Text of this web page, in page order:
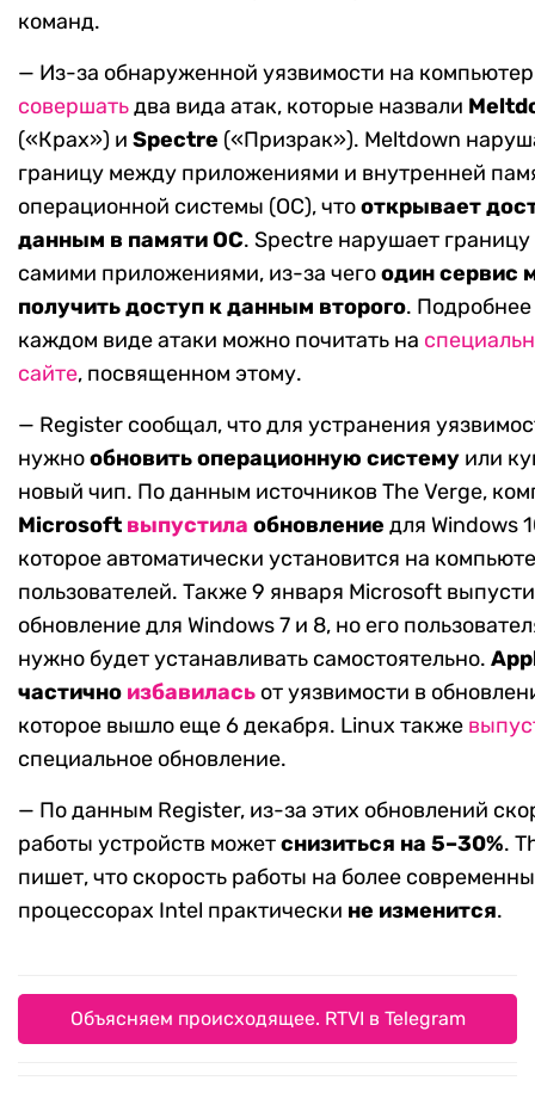
команд.
— Из-за обнаруженной уязвимости на
совершатьдва вида атак, которые назвали
(«Крах») и Spectre («Призрак»). Meltdown
границу между приложениями и внутренней
операционной системы (ОС), чтооткрывает
данным в памяти ОС. Spectre нарушает
самими приложениями, из-за чегоодин сервис
получить доступ к данным второго. Подробнее
каждом виде атаки можно почитать на
сайте, посвященном этому.
— Register сообщал, что для устранения
нужнообновить операционную систему или
новый чип. По данным источников The Verge,
Microsoft выпустила обновление для Windows
которое автоматически установится на
пользователей. Также 9 января Microsoft
обновление для Windows 7 и 8, но его
нужно будет устанавливать самостоятельно.
частично избавилась от уязвимости в
которое вышло еще 6 декабря. Linux также
специальное обновление.
— По данным Register, из-за этих обновлений
работы устройств можетснизиться на 5–30%.
пишет, что скорость работы на более
процессорах Intel практически не изменится.
Объясняем происходящее. RTVI в Telegram